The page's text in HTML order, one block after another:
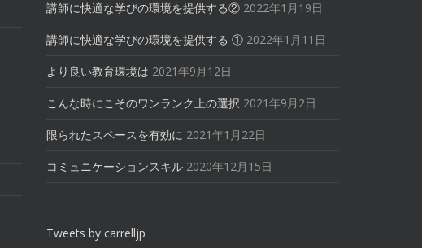
講師に快適な学びの環境を提供する② 2022年1月19日
講師に快適な学びの環境を提供する ① 2022年1月11日
より良い教育環境は 2021年9月12日
こんな時にこそのワンランク上の選択 2021年9月2日
限られたスペースを有効に 2021年1月22日
コミュニケーションスキル 2020年12月15日
Tweets by carrelljp